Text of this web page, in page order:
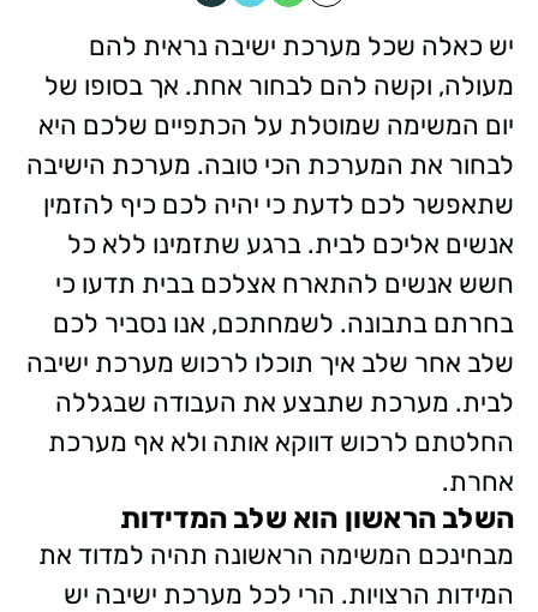
יש כאלה שכל מערכת ישיבה נראית להם
מעולה, וקשה להם לבחור אחת. אך בסופו של
יום המשימה שמוטלת על הכתפיים שלכם היא
לבחור את המערכת הכי טובה. מערכת הישיבה
שתאפשר לכם לדעת כי יהיה לכם כיף להזמין
אנשים אליכם לבית. ברגע שתזמינו ללא כל
חשש אנשים להתארח אצלכם בבית תדעו כי
בחרתם בתבונה. לשמחתכם, אנו נסביר לכם
שלב אחר שלב איך תוכלו לרכוש מערכת ישיבה
לבית. מערכת שתבצע את העבודה שבגללה
החלטתם לרכוש דווקא אותה ולא אף מערכת
אחרת.
השלב הראשון הוא שלב המדידות
מבחינכם המשימה הראשונה תהיה למדוד את
המידות הרצויות. הרי לכל מערכת ישיבה יש